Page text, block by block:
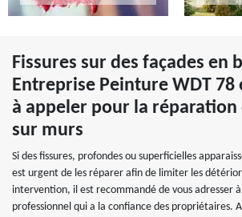
Fissures sur des façades en
Entreprise Peinture WDT 78
à appeler pour la réparation
sur murs
Si des fissures, profondes ou superficielles
est urgent de les réparer afin de limiter les
intervention, il est recommandé de vous adresser
professionnel qui a la confiance des propriétaires.